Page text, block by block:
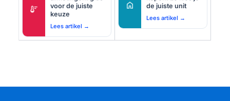
thermostat
voor de juiste
keuze
Lees artikel →
home
de juiste unit
Lees artikel →